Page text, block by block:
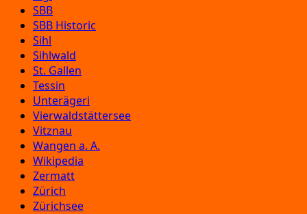
SBB
SBB Historic
Sihl
Sihlwald
St. Gallen
Tessin
Unterägeri
Vierwaldstättersee
Vitznau
Wangen a. A.
Wikipedia
Zermatt
Zürich
Zürichsee